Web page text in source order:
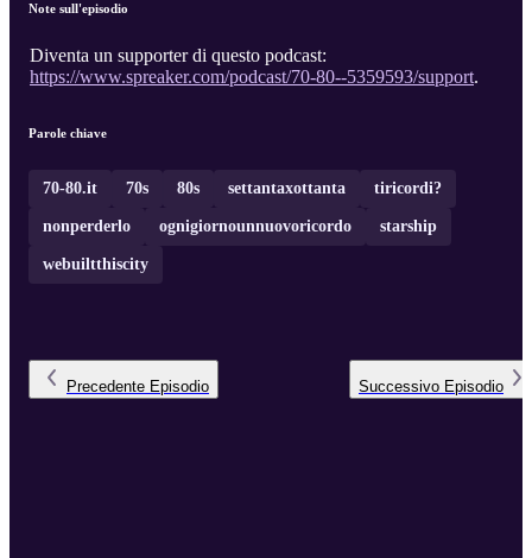
Note sull'episodio
Diventa un supporter di questo podcast:
https://www.spreaker.com/podcast/70-80--5359593/support.
Parole chiave
70-80.it 70s 80s settantaxottanta tiricordi?
nonperderlo ognigiornounnuovoricordo starship
webuiltthiscity
Precedente Episodio Successivo Episodio